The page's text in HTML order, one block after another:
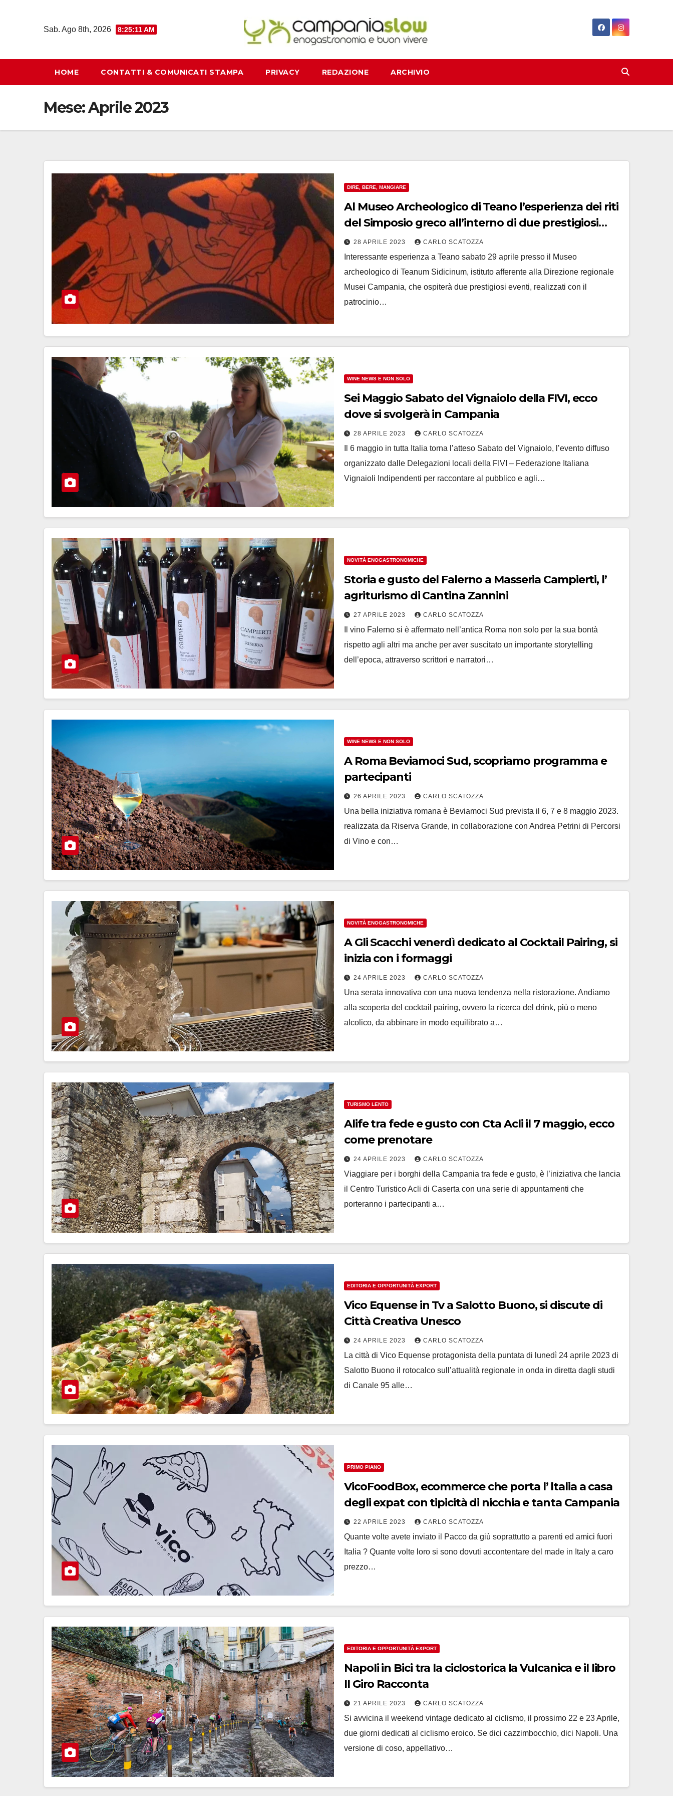
Sab. Ago 8th, 2026 8:25:12 AM
HOME CONTATTI & COMUNICATI STAMPA PRIVACY REDAZIONE ARCHIVIO
Mese:Aprile 2023
DIRE, BERE, MANGIARE
Al Museo Archeologico di Teano l’esperienza dei riti
del Simposio greco all’interno di due prestigiosi
eventi
28 APRILE 2023 CARLO SCATOZZA
Interessante esperienza a Teano sabato 29 aprile presso il Museo
archeologico di Teanum Sidicinum, istituto afferente alla Direzione regionale
Musei Campania, che ospiterà due prestigiosi eventi, realizzati con il
patrocinio…
WINE NEWS E NON SOLO
Sei Maggio Sabato del Vignaiolo della FIVI, ecco
dove si svolgerà in Campania
28 APRILE 2023 CARLO SCATOZZA
Il 6 maggio in tutta Italia torna l’atteso Sabato del Vignaiolo, l’evento diffuso
organizzato dalle Delegazioni locali della FIVI – Federazione Italiana
Vignaioli Indipendenti per raccontare al pubblico e agli…
NOVITÀ ENOGASTRONOMICHE
Storia e gusto del Falerno a Masseria Campierti, l’
agriturismo di Cantina Zannini
27 APRILE 2023 CARLO SCATOZZA
Il vino Falerno si è affermato nell’antica Roma non solo per la sua bontà
rispetto agli altri ma anche per aver suscitato un importante storytelling
dell’epoca, attraverso scrittori e narratori…
WINE NEWS E NON SOLO
A Roma Beviamoci Sud, scopriamo programma e
partecipanti
26 APRILE 2023 CARLO SCATOZZA
Una bella iniziativa romana è Beviamoci Sud prevista il 6, 7 e 8 maggio 2023.
realizzata da Riserva Grande, in collaborazione con Andrea Petrini di Percorsi
di Vino e con…
NOVITÀ ENOGASTRONOMICHE
A Gli Scacchi venerdì dedicato al Cocktail Pairing, si
inizia con i formaggi
24 APRILE 2023 CARLO SCATOZZA
Una serata innovativa con una nuova tendenza nella ristorazione. Andiamo
alla scoperta del cocktail pairing, ovvero la ricerca del drink, più o meno
alcolico, da abbinare in modo equilibrato a…
TURISMO LENTO
Alife tra fede e gusto con Cta Acli il 7 maggio, ecco
come prenotare
24 APRILE 2023 CARLO SCATOZZA
Viaggiare per i borghi della Campania tra fede e gusto, è l’iniziativa che lancia
il Centro Turistico Acli di Caserta con una serie di appuntamenti che
porteranno i partecipanti a…
EDITORIA E OPPORTUNITÀ EXPORT
Vico Equense in Tv a Salotto Buono, si discute di
Città Creativa Unesco
24 APRILE 2023 CARLO SCATOZZA
La città di Vico Equense protagonista della puntata di lunedì 24 aprile 2023 di
Salotto Buono il rotocalco sull’attualità regionale in onda in diretta dagli studi
di Canale 95 alle…
PRIMO PIANO
VicoFoodBox, ecommerce che porta l’ ltalia a casa
degli expat con tipicità di nicchia e tanta Campania
22 APRILE 2023 CARLO SCATOZZA
Quante volte avete inviato il Pacco da giù soprattutto a parenti ed amici fuori
Italia ? Quante volte loro si sono dovuti accontentare del made in Italy a caro
prezzo…
EDITORIA E OPPORTUNITÀ EXPORT
Napoli in Bici tra la ciclostorica la Vulcanica e il libro
Il Giro Racconta
21 APRILE 2023 CARLO SCATOZZA
Si avvicina il weekend vintage dedicato al ciclismo, il prossimo 22 e 23 Aprile,
due giorni dedicati al ciclismo eroico. Se dici cazzimbocchio, dici Napoli. Una
versione di coso, appellativo…